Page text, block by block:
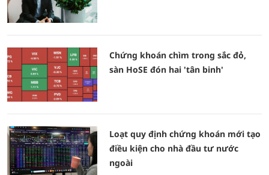
Chứng khoán chìm trong sắc đỏ,
sàn HoSE đón hai 'tân binh'
Loạt quy định chứng khoán mới tạo
điều kiện cho nhà đầu tư nước
ngoài